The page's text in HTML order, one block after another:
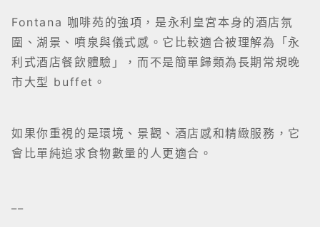
Fontana 咖啡苑的強項，是永利皇宮本身的酒店氛
圍、湖景、噴泉與儀式感。它比較適合被理解為「永
利式酒店餐飲體驗」，而不是簡單歸類為長期常規晚
市大型 buffet。
如果你重視的是環境、景觀、酒店感和精緻服務，它
會比單純追求食物數量的人更適合。